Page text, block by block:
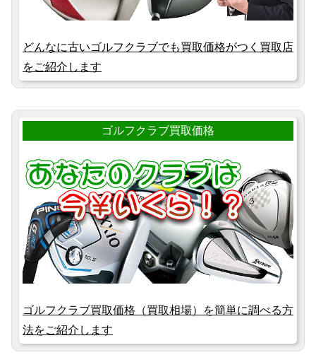
どんなに古いゴルフクラブでも買取価格がつく買取店
をご紹介します
ゴルフクラブ買取価格
ゴルフクラブ買取価格（買取相場）を簡単に調べる方
法をご紹介します